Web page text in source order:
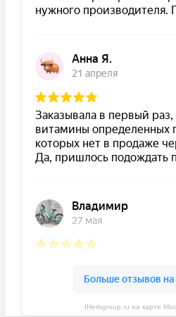
IHerbgroup.ru на карте